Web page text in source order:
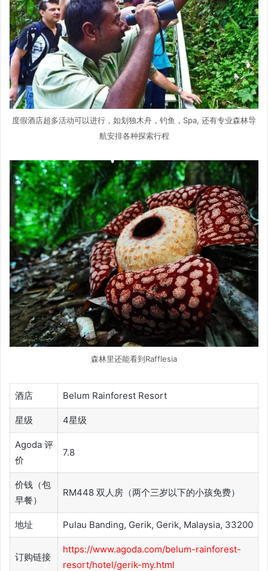
度假酒店超多活动可以进行，如划独木舟，钓鱼，Spa, 还有专业森林导
航安排各种探索行程
森林里还能看到Rafflesia
酒店 Belum Rainforest Resort
星级 4星级
Agoda 评
价
7.8
价钱（包
早餐）
RM448 双人房（两个三岁以下的小孩免费）
地址 Pulau Banding, Gerik, Gerik, Malaysia, 33200
订购链接
https://www.agoda.com/belum-rainforest-
resort/hotel/gerik-my.html